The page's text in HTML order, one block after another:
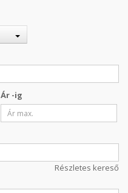
Ár -ig
Részletes kereső